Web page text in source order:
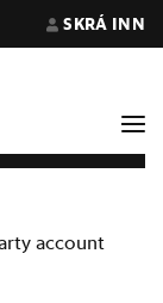
SKRÁ INN
account